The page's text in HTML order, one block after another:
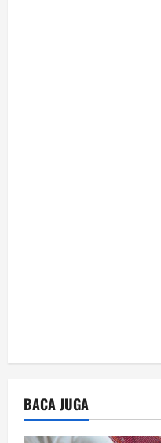
BACA JUGA